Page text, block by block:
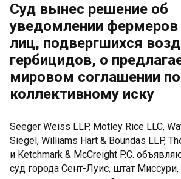
Суд вынес решение об
уведомлении фермеров
лиц, подвергшихся
гербицидов, о
мировом соглашении по
коллективному иску
Seeger Weiss LLP, Motley Rice LLC,
Siegel, Williams Hart & Boundas LLP,
и Ketchmark & McCreight P.C.
суд города Сент-Луис, штат